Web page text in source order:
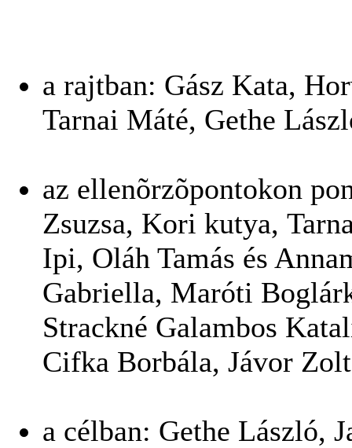
a rajtban: Gász Kata,
Tarnai Máté, Gethe
az ellenõrzõpontokon
Zsuzsa, Kori kutya,
Ipi, Oláh Tamás és
Gabriella, Maróti
Strackné Galambos
Cifka Borbála, Jávor
a célban: Gethe László,